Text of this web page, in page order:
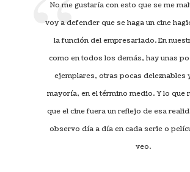
No me gustaría con esto que se me
voy a defender que se haga un cine
la función del empresariado. En
como en todos los demás, hay unas
ejemplares, otras pocas deleznables
mayoría, en el término medio. Y lo que
que el cine fuera un reflejo de esa
observo día a día en cada serie o
veo.